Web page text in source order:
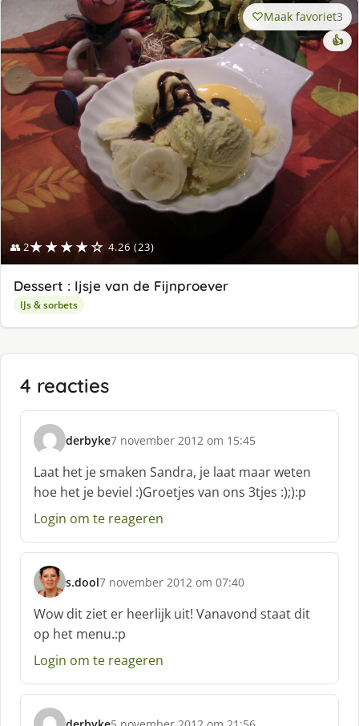
👥 2★★★★☆ 4.26 (23)
Maak favoriet3
👍
Dessert : Ijsje van de Fijnproever
IJs & sorbets
4 reacties
derbyke
s
c
h
r
e
f
7 november 2012 om 15:45
Laat het je smaken Sandra, je laat maar weten
hoe het je beviel :)Groetjes van ons 3tjes :);):p
Login om te reageren
s.dool
s
c
h
r
e
f
7 november 2012 om 07:40
Wow dit ziet er heerlijk uit! Vanavond staat dit
op het menu.:p
Login om te reageren